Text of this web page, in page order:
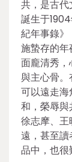
共，是古
誕生于
紀年事錄》
施蟄存的
面龐清秀
與主心骨
可以遠走
和，榮辱
徐志摩、
遠，甚至
品中，也很